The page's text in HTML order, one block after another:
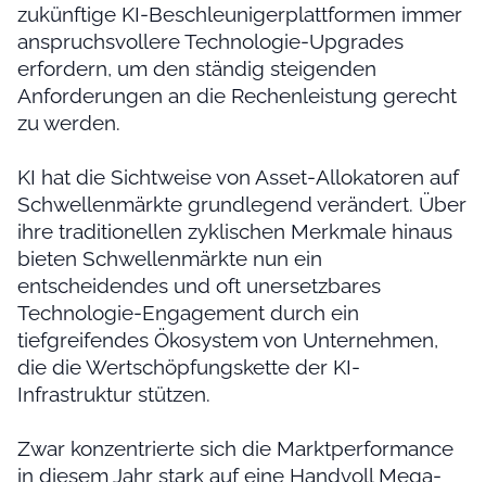
zukünftige KI-Beschleunigerplattformen immer
anspruchsvollere Technologie-Upgrades
erfordern, um den ständig steigenden
Anforderungen an die Rechenleistung gerecht
zu werden.
KI hat die Sichtweise von Asset-Allokatoren auf
Schwellenmärkte grundlegend verändert. Über
ihre traditionellen zyklischen Merkmale hinaus
bieten Schwellenmärkte nun ein
entscheidendes und oft unersetzbares
Technologie-Engagement durch ein
tiefgreifendes Ökosystem von Unternehmen,
die die Wertschöpfungskette der KI-
Infrastruktur stützen.
Zwar konzentrierte sich die Marktperformance
in diesem Jahr stark auf eine Handvoll Mega-